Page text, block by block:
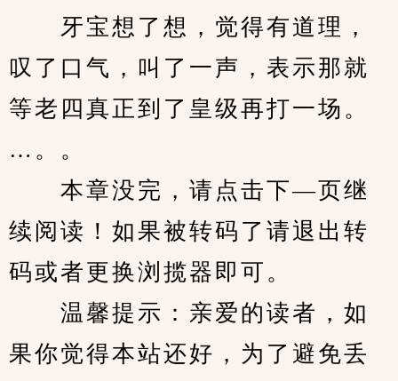
牙宝想了想，觉得有道理，
叹了口气，叫了一声，表示那就
等老四真正到了皇级再打一场。
…。。
本章没完，请点击下—页继
续阅读！如果被转码了请退出转
码或者更换浏揽器即可。
温馨提示：亲爱的读者，如
果你觉得本站还好，为了避免丢